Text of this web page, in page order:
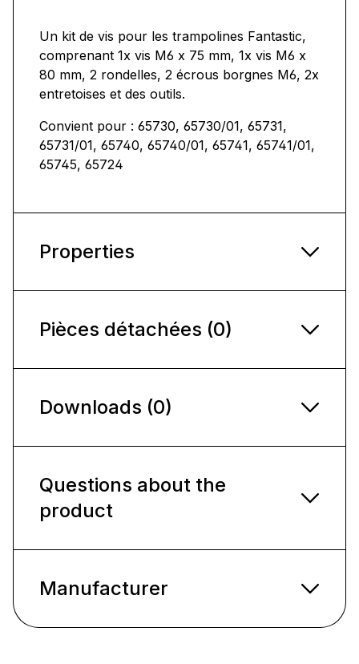
Un kit de vis pour les trampolines Fantastic,
comprenant 1x vis M6 x 75 mm, 1x vis M6 x
80 mm, 2 rondelles, 2 écrous borgnes M6, 2x
entretoises et des outils.
Convient pour : 65730, 65730/01, 65731,
65731/01, 65740, 65740/01, 65741, 65741/01,
65745, 65724
Properties
Pièces détachées (0)
Downloads (0)
Questions about the
product
Manufacturer